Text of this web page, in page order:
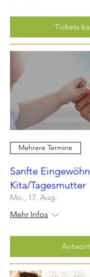
Tickets
Mehrere Termine
Sanfte
Kita/Tagesmutter
Mo., 17. Aug.
Mehr Infos